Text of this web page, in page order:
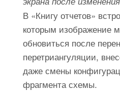
В «Книгу отчетов»
которым изображение
обновиться после
перетриангуляции,
даже смены
фрагмента схемы.